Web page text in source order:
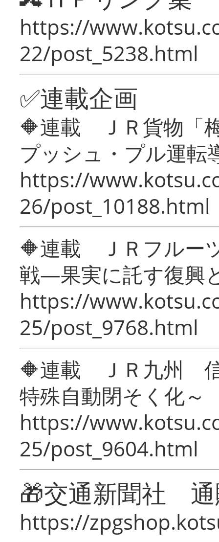
https://
22/post_5238.html
✅連載企画
🔶連載 ＪＲ貨物「
プッシュ・プル運転
https://
26/post_10188.html
🔶連載 ＪＲフルー
戦―果実に託す復興
https://
25/post_9768.html
🔶連載 ＪＲ九州 信
特殊自動閉そく化～
https://
25/post_9604.html
🎁交通新聞社
https://